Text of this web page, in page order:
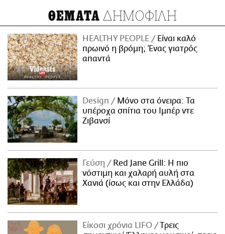
ΘΕΜΑΤΑ ΔΗΜΟΦΙΛΗ
HEALTHY PEOPLE
Είναι καλό
πρωινό η βρόμη; Ένας γιατρός
απαντά
Design
Μόνο στα όνειρα: Τα
υπέροχα σπίτια του Ιμπέρ ντε
Ζιβανσί
Γεύση
Red Jane Grill: Η πιο
νόστιμη και χαλαρή αυλή στα
Χανιά (ίσως και στην Ελλάδα)
Είκοσι χρόνια LIFO
Tρεις